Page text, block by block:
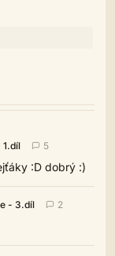
1.díl 5
:D dobrý :)
- 3.díl 2